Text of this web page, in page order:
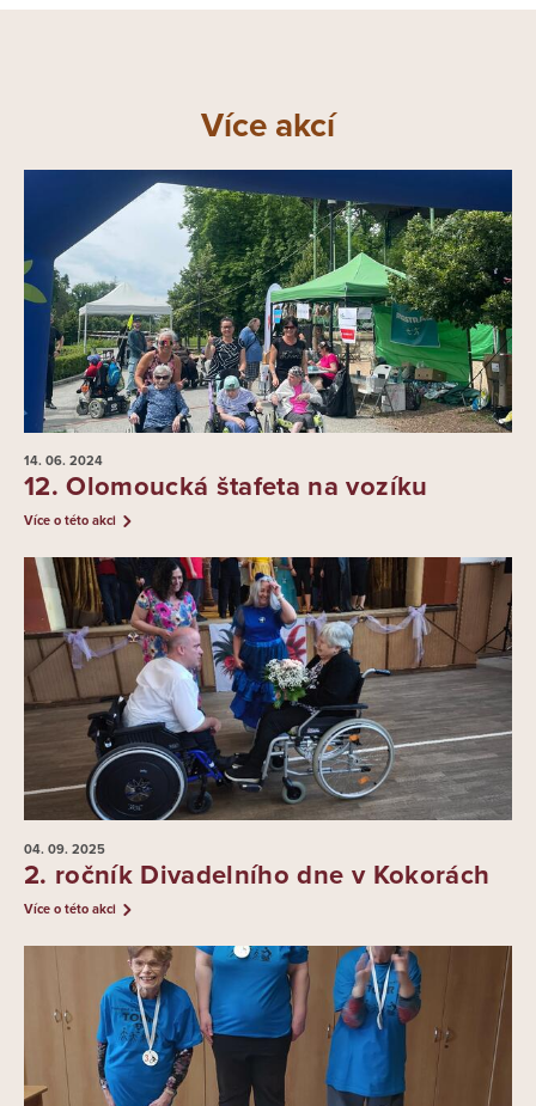
Více akcí
14. 06. 2024
12. Olomoucká štafeta na vozíku
Více o této akci
04. 09. 2025
2. ročník Divadelního dne v Kokorách
Více o této akci